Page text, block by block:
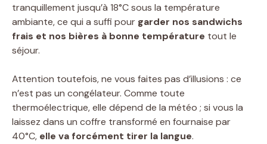
tranquillement jusqu’à 18°C sous la température
ambiante, ce qui a suffi pour garder nos sandwichs
frais et nos bières à bonne température tout le
séjour.
Attention toutefois, ne vous faites pas d’illusions : ce
n’est pas un congélateur. Comme toute
thermoélectrique, elle dépend de la météo ; si vous la
laissez dans un coffre transformé en fournaise par
40°C, elle va forcément tirer la langue.